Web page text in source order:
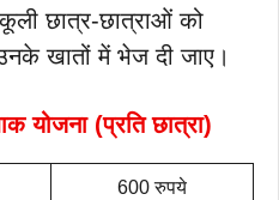
छात्र-छात्राओं को
खातों में भेज दी जाए।
योजना (प्रति छात्रा)
600 रुपये